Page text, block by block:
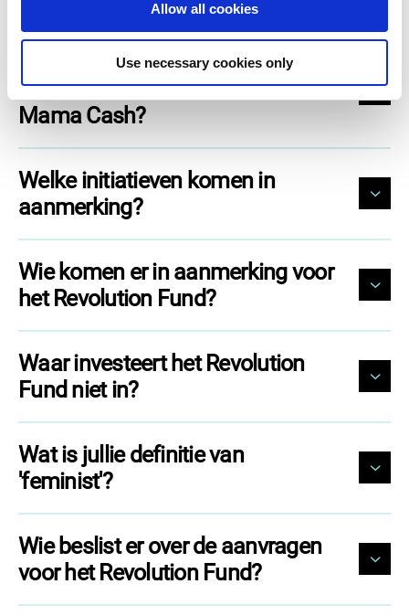
Allow all cookies
Use necessary cookies only
Waarin verschilt het Revolution
Fund van de andere fondsen van
Mama Cash?
Welke initiatieven komen in
aanmerking?
Wie komen er in aanmerking voor
het Revolution Fund?
Waar investeert het Revolution
Fund niet in?
Wat is jullie definitie van
'feminist'?
Wie beslist er over de aanvragen
voor het Revolution Fund?